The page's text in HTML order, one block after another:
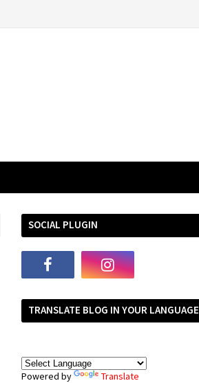
SOCIAL PLUGIN
TRANSLATE BLOG IN YOUR LANGUAGE
Powered by Translate